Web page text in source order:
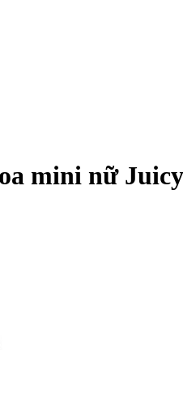
mini nữ